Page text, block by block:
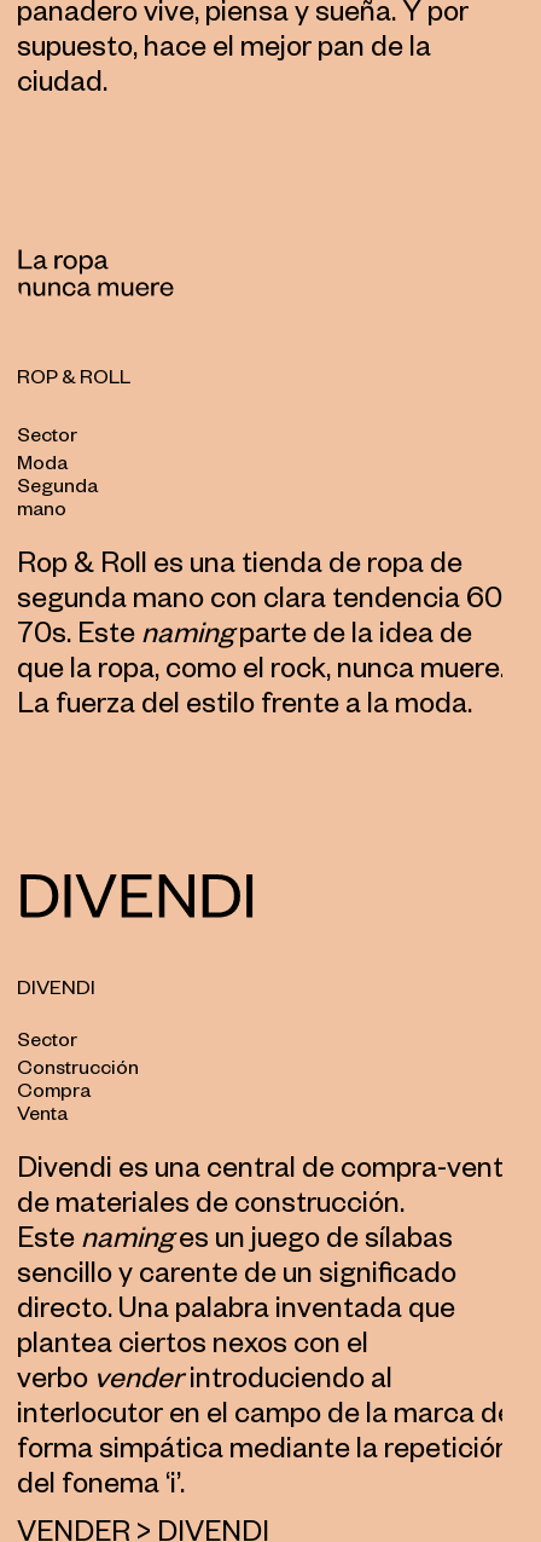
panadero vive, piensa y sueña. Y por
supuesto, hace el mejor pan de la
ciudad.
Rop & Roll es una tienda de ropa de
segunda mano con clara tendencia 60s
70s. Este namingparte de la idea de
que la ropa, como el rock, nunca muere.
La fuerza del estilo frente a la moda.
ROP & ROLL
Sector
Moda
Segunda
mano
Divendi es una central de compra-venta
de materiales de construcción.
Este naminges un juego de sílabas
sencillo y carente de un significado
directo. Una palabra inventada que
plantea ciertos nexos con el
verbo venderintroduciendo al
interlocutor en el campo de la marca de
forma simpática mediante la repetición
del fonema ‘i’.
DIVENDI
Sector
Construcción
Compra
Venta